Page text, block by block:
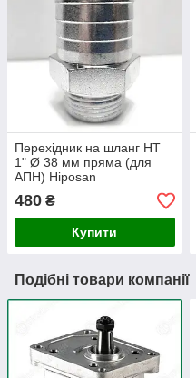
Перехідник на шланг НТ
1" Ø 38 мм пряма (для
АПН) Hiposan
480 ₴
Купити
Подібні товари компанії